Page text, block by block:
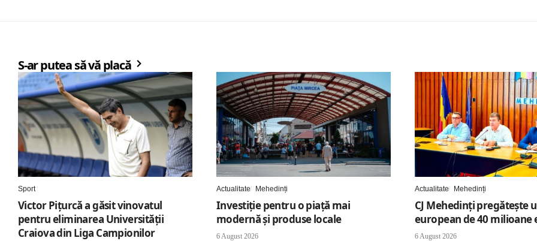
S-ar putea să vă placă
Sport
Victor Pițurcă a găsit vinovatul
pentru eliminarea Universității
Craiova din Liga Campionilor
Actualitate Mehedinți
Investiție pentru o piață mai
modernă și produse locale
6 August 2026
Actualitate Mehedinți
CJ Mehedinți pregătește
european de 40 milioane
6 August 2026